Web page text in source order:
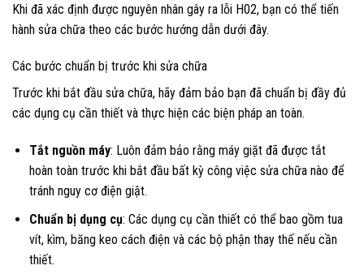
Khi đã xác định được nguyên nhân gây ra lỗi H02, bạn có thể tiến
hành sửa chữa theo các bước hướng dẫn dưới đây.
Các bước chuẩn bị trước khi sửa chữa
Trước khi bắt đầu sửa chữa, hãy đảm bảo bạn đã chuẩn bị đầy đủ
các dụng cụ cần thiết và thực hiện các biện pháp an toàn.
Tắt nguồn máy: Luôn đảm bảo rằng máy giặt đã được tắt
hoàn toàn trước khi bắt đầu bất kỳ công việc sửa chữa nào để
tránh nguy cơ điện giật.
Chuẩn bị dụng cụ: Các dụng cụ cần thiết có thể bao gồm tua
vít, kìm, băng keo cách điện và các bộ phận thay thế nếu cần
thiết.